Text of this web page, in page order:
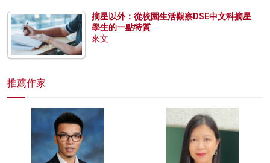
摘星以外：從校園生活觀察DSE中文科摘星
學生的一點特質
來文
推薦作家